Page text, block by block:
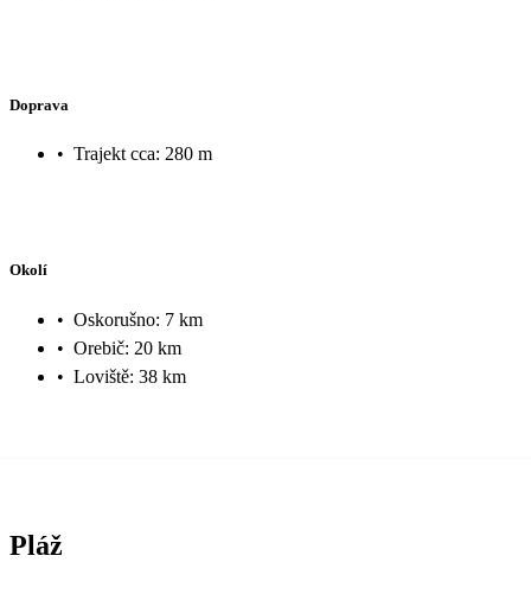
Doprava
• Trajekt cca: 280 m
Okolí
• Oskorušno: 7 km
• Orebič: 20 km
• Loviště: 38 km
Pláž